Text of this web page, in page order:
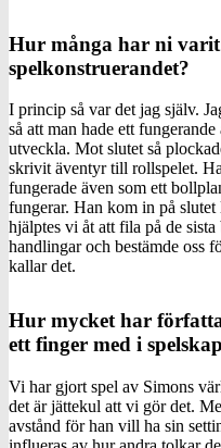
Hur många har ni
spelkonstruerandet?
I princip så var det jag själv.
så att man hade ett
utveckla. Mot slutet så
skrivit äventyr till rollspelet.
fungerade även som ett
fungerar. Han kom in på slutet
hjälptes vi åt att fila på de
handlingar och bestämde oss
kallar det.
Hur mycket har
ett finger med i
Vi har gjort spel av Simons
det är jättekul att vi gör det.
avstånd för han vill ha sin